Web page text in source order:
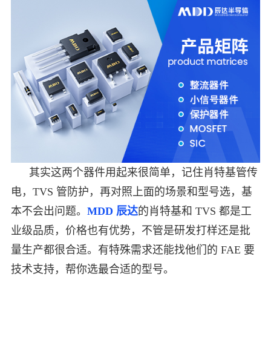
其实这两个器件用起来很简单，记住肖特基管传
电，TVS 管防护，再对照上面的场景和型号选，基
本不会出问题。 MDD 辰达的肖特基和 TVS 都是工
业级品质，价格也有优势，不管是研发打样还是批
量生产都很合适。有特殊需求还能找他们的 FAE 要
技术支持，帮你选最合适的型号。